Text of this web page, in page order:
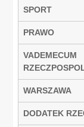
SPORT
PRAWO
VADEMECUM
WARSZAWA
DODATEK